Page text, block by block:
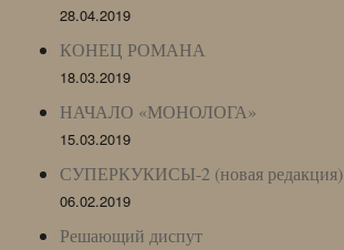
28.04.2019
КОНЕЦ РОМАНА
18.03.2019
НАЧАЛО «МОНОЛОГА»
15.03.2019
СУПЕРКУКИСЫ-2 (новая редакция)
06.02.2019
Решающий диспут